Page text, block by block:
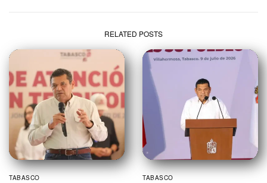
RELATED POSTS
TABASCO TABASCO